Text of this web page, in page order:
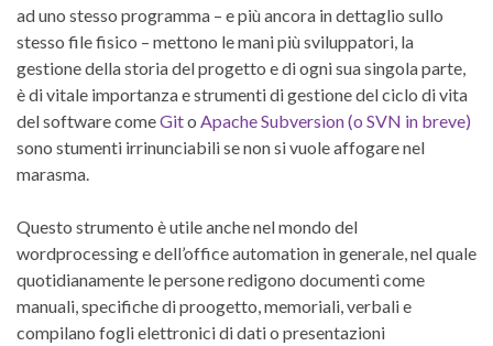
ad uno stesso programma – e più ancora in dettaglio sullo
stesso file fisico – mettono le mani più sviluppatori, la
gestione della storia del progetto e di ogni sua singola parte,
è di vitale importanza e strumenti di gestione del ciclo di vita
del software comeGito Apache Subversion (o SVN in breve)
sono stumenti irrinunciabili se non si vuole affogare nel
marasma.
Questo strumento è utile anche nel mondo del
wordprocessing e dell’office automation in generale, nel quale
quotidianamente le persone redigono documenti come
manuali, specifiche di proogetto, memoriali, verbali e
compilano fogli elettronici di dati o presentazioni